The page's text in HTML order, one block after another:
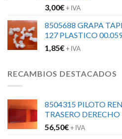
3,00€+ IVA
8505688 GRAPA
127 PLASTICO
1,85€+ IVA
RECAMBIOS DESTACADOS
8504315 PILOTO
TRASERO DERECHO
56,50€+ IVA